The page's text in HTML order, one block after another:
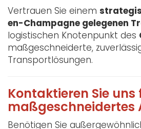
Vertrauen Sie einem
en-Champagne gelegenen
logistischen Knotenpunkt des
maßgeschneiderte,
Transportlösungen.
Kontaktieren Sie uns
maßgeschneidertes
Benötigen Sie